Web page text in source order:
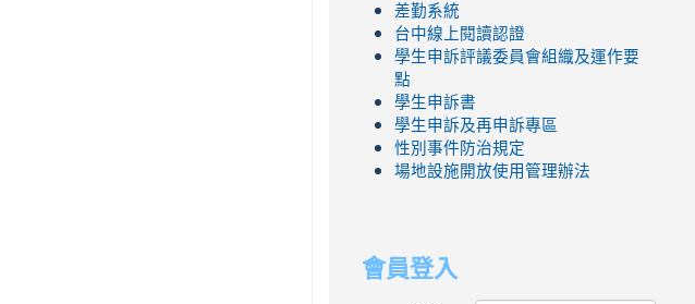
差勤系統
台中線上閱讀認證
學生申訴評議委員會組織及運作要
點
學生申訴書
學生申訴及再申訴專區
性別事件防治規定
場地設施開放使用管理辦法
會員登入